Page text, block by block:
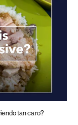
tan caro?